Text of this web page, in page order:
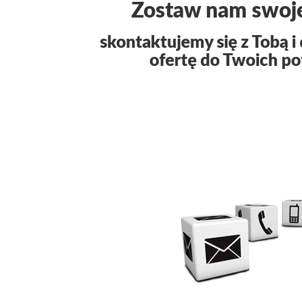
Zostaw nam
skontaktujemy się z Tobą i
ofertę do Twoich